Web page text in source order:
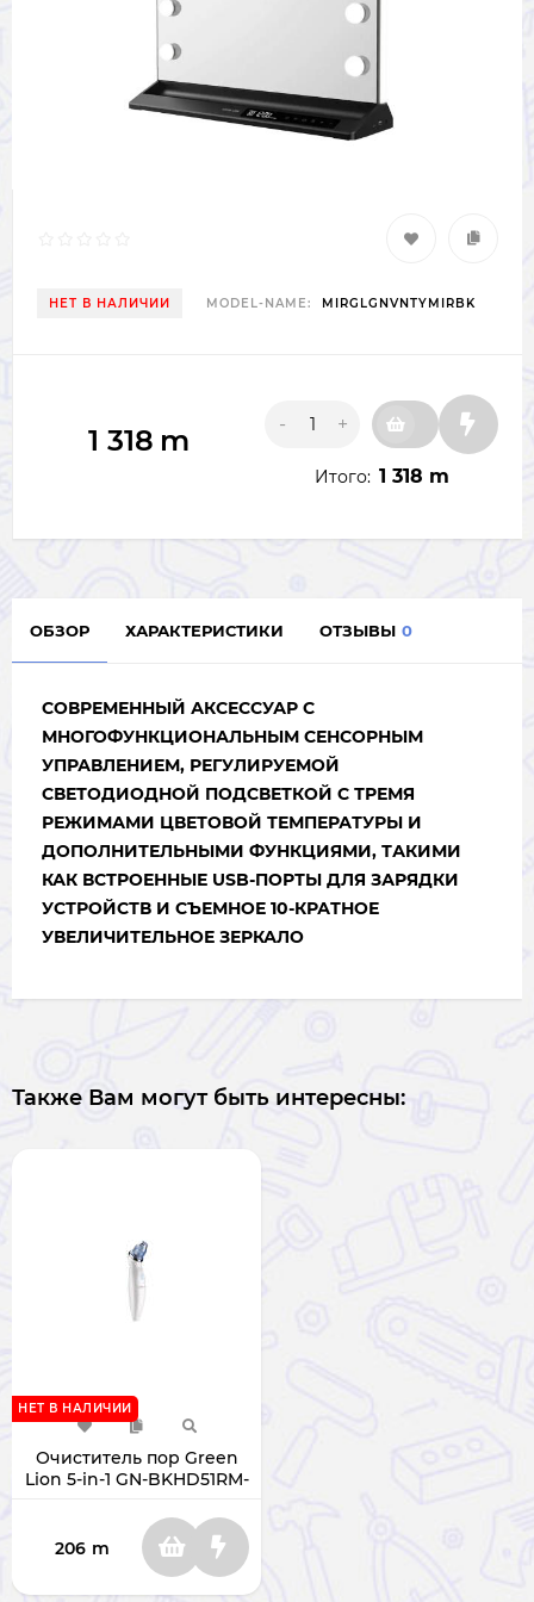
НЕТ В НАЛИЧИИ MODEL-NAME: MIRGLGNVNTYMIRBK
1 318 m - +
Итого: 1 318 m
ОБЗОР ХАРАКТЕРИСТИКИ ОТЗЫВЫ 0
СОВРЕМЕННЫЙ АКСЕССУАР С
МНОГОФУНКЦИОНАЛЬНЫМ СЕНСОРНЫМ
УПРАВЛЕНИЕМ, РЕГУЛИРУЕМОЙ
СВЕТОДИОДНОЙ ПОДСВЕТКОЙ С ТРЕМЯ
РЕЖИМАМИ ЦВЕТОВОЙ ТЕМПЕРАТУРЫ И
ДОПОЛНИТЕЛЬНЫМИ ФУНКЦИЯМИ, ТАКИМИ
КАК ВСТРОЕННЫЕ USB-ПОРТЫ ДЛЯ ЗАРЯДКИ
УСТРОЙСТВ И СЪЕМНОЕ 10-КРАТНОЕ
УВЕЛИЧИТЕЛЬНОЕ ЗЕРКАЛО
Также Вам могут быть интересны:
Очиститель пор Green
Lion 5-in-1 GN-BKHD51RM-
НЕТ В НАЛИЧИИ
206 m